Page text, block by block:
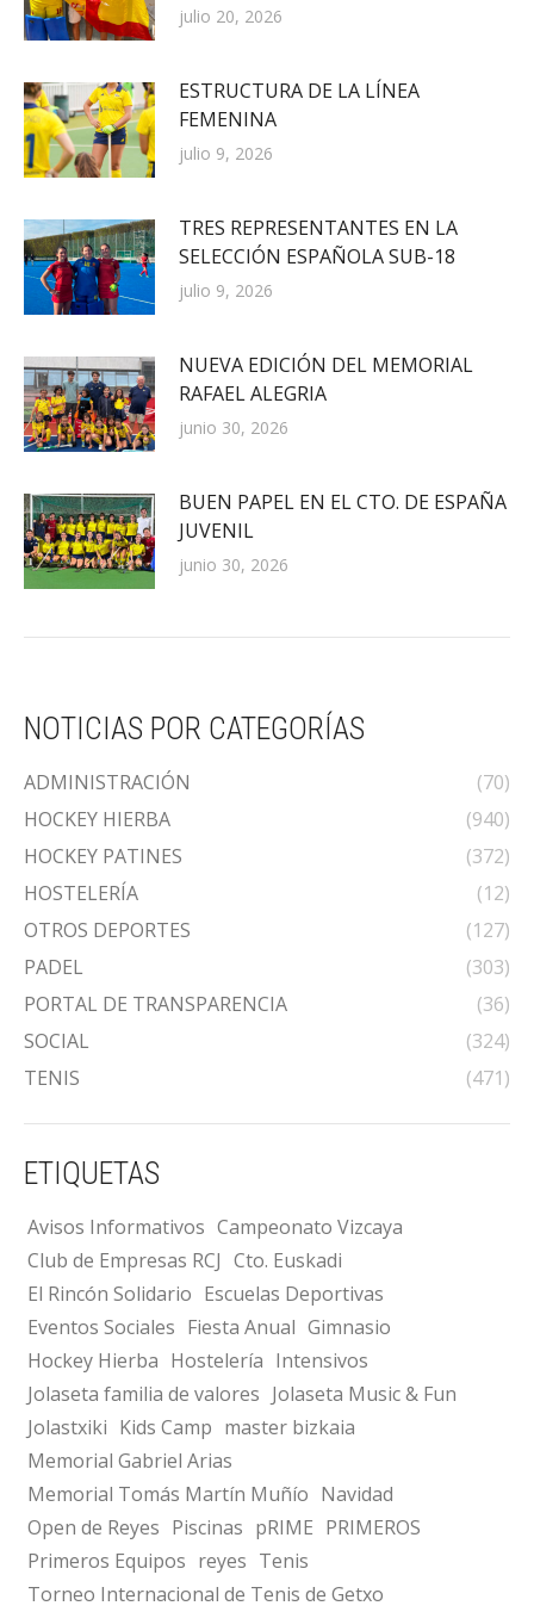
julio 20, 2026
ESTRUCTURA DE LA LÍNEA
FEMENINA
julio 9, 2026
TRES REPRESENTANTES EN LA
SELECCIÓN ESPAÑOLA SUB-18
julio 9, 2026
NUEVA EDICIÓN DEL MEMORIAL
RAFAEL ALEGRIA
junio 30, 2026
BUEN PAPEL EN EL CTO. DE ESPAÑA
JUVENIL
junio 30, 2026
NOTICIAS POR CATEGORÍAS
ADMINISTRACIÓN
(70)
HOCKEY HIERBA
(940)
HOCKEY PATINES
(372)
HOSTELERÍA
(12)
OTROS DEPORTES
(127)
PADEL
(303)
PORTAL DE TRANSPARENCIA
(36)
SOCIAL
(324)
TENIS
(471)
ETIQUETAS
Avisos Informativos Campeonato Vizcaya
Club de Empresas RCJ Cto. Euskadi
El Rincón Solidario Escuelas Deportivas
Eventos Sociales Fiesta Anual Gimnasio
Hockey Hierba Hostelería Intensivos
Jolaseta familia de valores Jolaseta Music & Fun
Jolastxiki Kids Camp master bizkaia
Memorial Gabriel Arias
Memorial Tomás Martín Muñío Navidad
Open de Reyes Piscinas pRIME PRIMEROS
Primeros Equipos reyes Tenis
Torneo Internacional de Tenis de Getxo